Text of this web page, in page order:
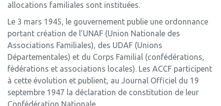
allocations familiales sont instituées.
Le 3 mars 1945, le gouvernement publie une ordonnance
portant création de l’UNAF (Union Nationale des
Associations Familiales), des UDAF (Unions
Départementales) et du Corps Familial (confédérations,
fédérations et associations locales). Les ACCF participent
à cette évolution et publient, au Journal Officiel du 19
septembre 1947 la déclaration de constitution de leur
Confédération Nationale.